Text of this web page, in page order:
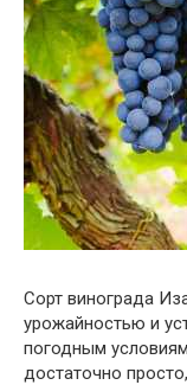
Сорт винограда
урожайностью и
погодным
достаточно